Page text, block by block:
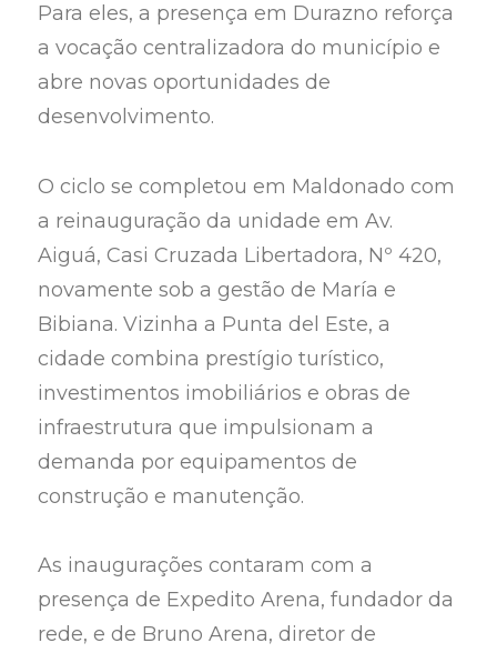
Para eles, a presença em Durazno reforça
a vocação centralizadora do município e
abre novas oportunidades de
desenvolvimento.
O ciclo se completou em Maldonado com
a reinauguração da unidade em Av.
Aiguá, Casi Cruzada Libertadora, Nº 420,
novamente sob a gestão de María e
Bibiana. Vizinha a Punta del Este, a
cidade combina prestígio turístico,
investimentos imobiliários e obras de
infraestrutura que impulsionam a
demanda por equipamentos de
construção e manutenção.
As inaugurações contaram com a
presença de Expedito Arena, fundador da
rede, e de Bruno Arena, diretor de